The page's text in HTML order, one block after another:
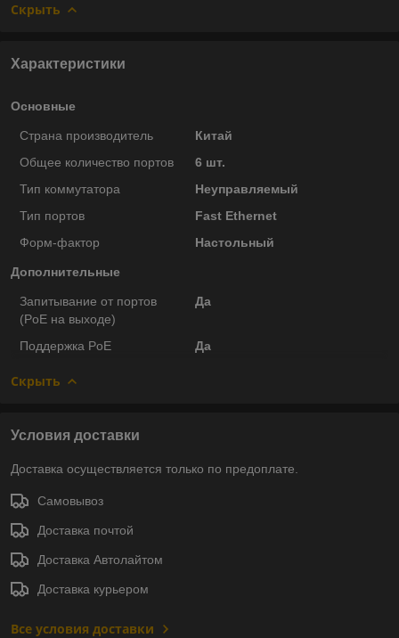
Скрыть
Характеристики
Основные
Страна производитель
Китай
Общее количество портов
6 шт.
Тип коммутатора
Неуправляемый
Тип портов
Fast Ethernet
Форм-фактор
Настольный
Дополнительные
Запитывание от портов
(PoE на выходе)
Да
Поддержка PoE Да
Скрыть
Условия доставки
Доставка осуществляется только по предоплате.
Самовывоз
Доставка почтой
Доставка Автолайтом
Доставка курьером
Все условия доставки